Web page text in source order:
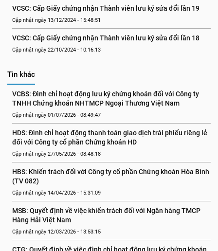
VCSC: Cấp Giấy chứng nhận Thành viên lưu ký sửa đổi lần 19
Cập nhật ngày 13/12/2024 - 15:48:51
VCSC: Cấp Giấy chứng nhận Thành viên lưu ký sửa đổi lần 18
Cập nhật ngày 22/10/2024 - 10:16:13
Tin khác
VCBS: Đình chỉ hoạt động lưu ký chứng khoán đối với Công ty
TNHH Chứng khoán NHTMCP Ngoại Thương Việt Nam
Cập nhật ngày 01/07/2026 - 08:49:47
HDS: Đình chỉ hoạt động thanh toán giao dịch trái phiếu riêng lẻ
đối với Công ty cổ phần Chứng khoán HD
Cập nhật ngày 27/05/2026 - 08:48:18
HBS: Khiển trách đối với Công ty cổ phần Chứng khoán Hòa Bình
(TV 082)
Cập nhật ngày 14/04/2026 - 15:31:09
MSB: Quyết định về việc khiển trách đối với Ngân hàng TMCP
Hàng Hải Việt Nam
Cập nhật ngày 12/03/2026 - 13:53:15